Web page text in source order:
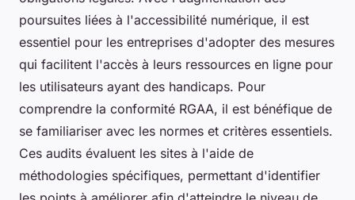
poursuites liées à l'accessibilité numérique, il est
essentiel pour les entreprises d'adopter des mesures
qui facilitent l'accès à leurs ressources en ligne pour
les utilisateurs ayant des handicaps. Pour
comprendre la conformité RGAA, il est bénéfique de
se familiariser avec les normes et critères essentiels.
Ces audits évaluent les sites à l'aide de
méthodologies spécifiques, permettant d'identifier